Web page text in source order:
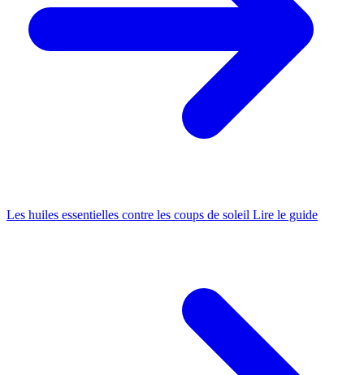
Les huiles essentielles contre les coups de soleil Lire le guide